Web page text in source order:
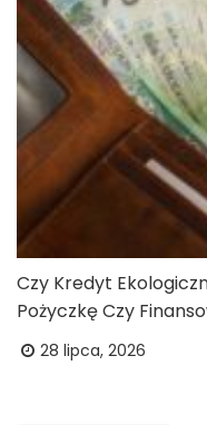
Czy Kredyt
Pożyczkę Czy
28 lipca, 2026